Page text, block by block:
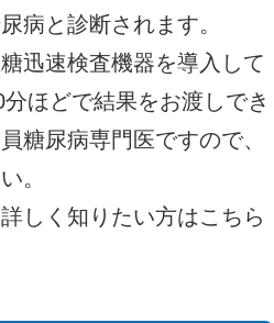
病と診断されます。
迅速検査機器を導入して
ほどで結果をお渡しでき
糖尿病専門医ですので、
。
しく知りたい方はこちら